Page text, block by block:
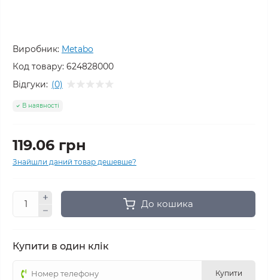
Виробник: Metabo
Код товару: 624828000
Відгуки: (0)
В наявності
119.06 грн
Знайшли даний товар дешевше?
До кошика
Купити в один клік
Купити